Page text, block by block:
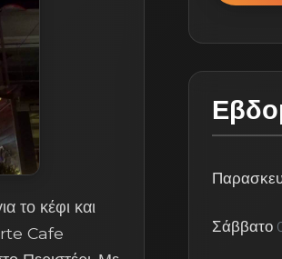
το κέφι και
Cafe
Σάββατο